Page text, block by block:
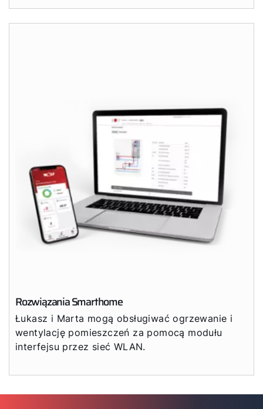
Rozwiązania Smarthome
Łukasz i Marta mogą obsługiwać ogrzewanie i
wentylację pomieszczeń za pomocą modułu
interfejsu przez sieć WLAN.